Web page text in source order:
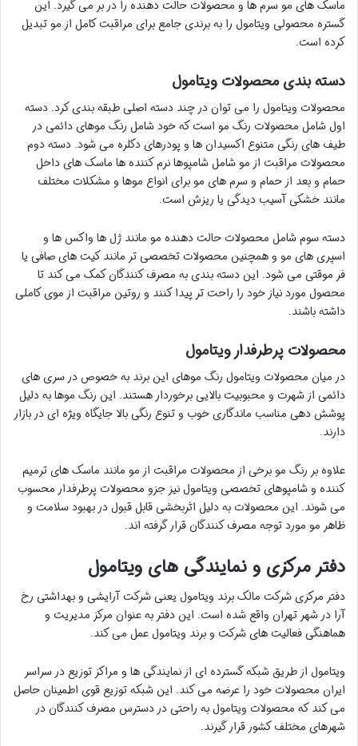
ماسک های مو سرم ها و محصولات حالت دهنده را در بر می گیرد. این
گستره محصولی ویتامول را به برندی جامع برای مراقبت کامل از مو تبدیل
کرده است.
دسته بندی محصولات ویتامول
محصولات ویتامول را می توان در چند دسته اصلی طبقه بندی کرد. دسته
اول شامل محصولات رنگ مو است که خود شامل رنگ موهای دائمی در
طیف های رنگی متنوع اکسیدان ها و پودرهای دکلره می شود. دسته دوم
محصولات مراقبت از مو شامل شامپوها نرم کننده ها ماسک های داخل
حمام و بعد از حمام و سرم های مو برای انواع موها و مشکلات مختلف
مانند خشکی آسیب دیدگی یا ریزش است.
دسته سوم شامل محصولات حالت دهنده مو مانند ژل ها واکس ها و
اسپری های مو و همچنین محصولات تخصصی تر مانند کیت های صافی یا
فر موقتی می شود. این دسته بندی به مصرف کنندگان کمک می کند تا
محصول مورد نیاز خود را راحت تر پیدا کنند و روتین مراقبت از موی کاملی
داشته باشند.
محصولات پرطرفدار ویتامول
در میان محصولات ویتامول رنگ موهای این برند به خصوص در سری های
دائمی از شهرت و محبوبیت بالایی برخوردار هستند. این رنگ موها به دلیل
پوشش دهی مناسب ماندگاری خوب و تنوع رنگی بالا جایگاه ویژه ای در بازار
دارند.
علاوه بر رنگ مو برخی از محصولات مراقبت از مو مانند ماسک های ترمیم
کننده و شامپوهای تخصصی ویتامول نیز جزو محصولات پرطرفدار محسوب
می شوند. این محصولات به دلیل اثربخشی قابل قبول در بهبود سلامت و
ظاهر مو مورد توجه مصرف کنندگان قرار گرفته اند.
دفتر مرکزی و نمایندگی های ویتامول
دفتر مرکزی شرکت مالک برند ویتامول یعنی شرکت آرایشی و بهداشتی رخ
آرا در شهر تهران واقع شده است. این دفتر به عنوان مرکز مدیریت و
هماهنگی فعالیت های شرکت و برند ویتامول عمل می کند.
ویتامول از طریق شبکه گسترده ای از نمایندگی ها و مراکز توزیع در سراسر
ایران محصولات خود را عرضه می کند. این شبکه توزیع قوی اطمینان حاصل
می کند که محصولات ویتامول به راحتی در دسترس مصرف کنندگان در
شهرهای مختلف کشور قرار گیرند.